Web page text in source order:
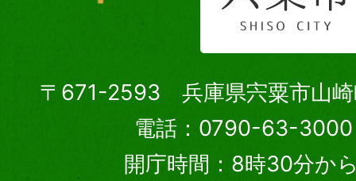
〒671-2593 兵庫県宍粟市山崎
電話：0790-63-3000
開庁時間：8時30分か